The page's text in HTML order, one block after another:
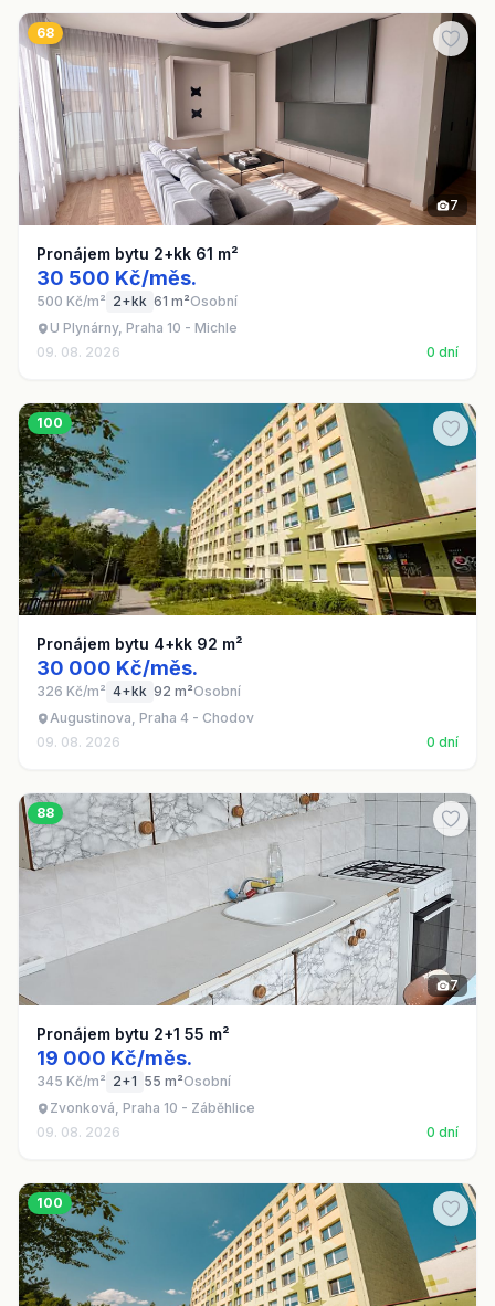
68
7
Pronájem bytu 2+kk 61 m²
30 500 Kč/měs.
500 Kč/m² 2+kk 61 m²Osobní
U Plynárny, Praha 10 - Michle
09. 08. 2026
0 dní
100
Pronájem bytu 4+kk 92 m²
30 000 Kč/měs.
326 Kč/m² 4+kk 92 m²Osobní
Augustinova, Praha 4 - Chodov
09. 08. 2026
0 dní
88
7
Pronájem bytu 2+1 55 m²
19 000 Kč/měs.
345 Kč/m² 2+1 55 m²Osobní
Zvonková, Praha 10 - Záběhlice
09. 08. 2026
0 dní
100